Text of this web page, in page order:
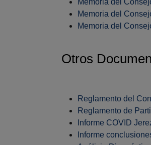
Memoria del
Memoria del
Memoria del
Otros
Reglamento del
Reglamento de
Informe COVID
Informe